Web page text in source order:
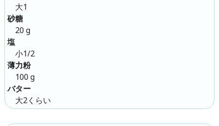
大1
砂糖
20 g
塩
小1/2
薄力粉
100 g
バター
大2くらい